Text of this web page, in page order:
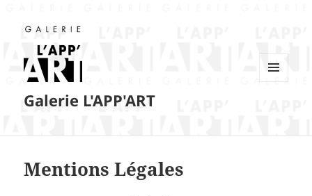
Galerie L'APP'ART
Mentions Légales